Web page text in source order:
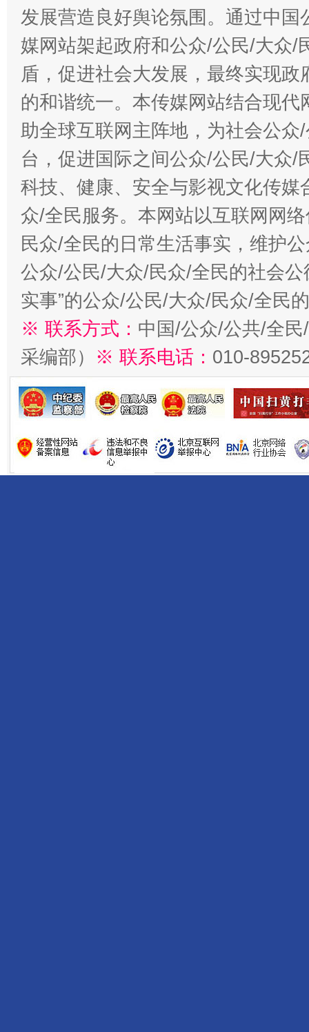
发展营造良好舆论氛围。通过中
媒网站架起政府和公众/公民/大众/
盾，促进社会大发展，最终实现
的和谐统一。本传媒网站结合现
助全球互联网主阵地，为社会公
台，促进国际之间公众/公民/大众/
科技、健康、安全与影视文化传
众/全民服务。本网站以互联网网
民众/全民的日常生活事实，维护
公众/公民/大众/民众/全民的社会公
实事”的公众/公民/大众/民众/全民
※ 联系方式： 中国/公众/公共/全
采编部） ※ 联系电话： 010-